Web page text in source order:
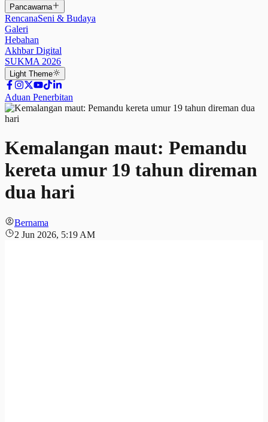
Pancawarna
RencanaSeni & Budaya
Galeri
Hebahan
Akhbar Digital
SUKMA 2026
Light Theme
Aduan Penerbitan
Kemalangan maut: Pemandu
kereta umur 19 tahun direman
dua hari
Bernama
2 Jun 2026, 5:19 AM